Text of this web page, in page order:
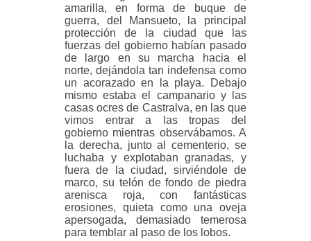
amarilla, en forma de buque de
guerra, del Mansueto, la principal
protección de la ciudad que las
fuerzas del gobierno habían pasado
de largo en su marcha hacia el
norte, dejándola tan indefensa como
un acorazado en la playa. Debajo
mismo estaba el campanario y las
casas ocres de Castralva, en las que
vimos entrar a las tropas del
gobierno mientras observábamos. A
la derecha, junto al cementerio, se
luchaba y explotaban granadas, y
fuera de la ciudad, sirviéndole de
marco, su telón de fondo de piedra
arenisca roja, con fantásticas
erosiones, quieta como una oveja
apersogada, demasiado temerosa
para temblar al paso de los lobos.